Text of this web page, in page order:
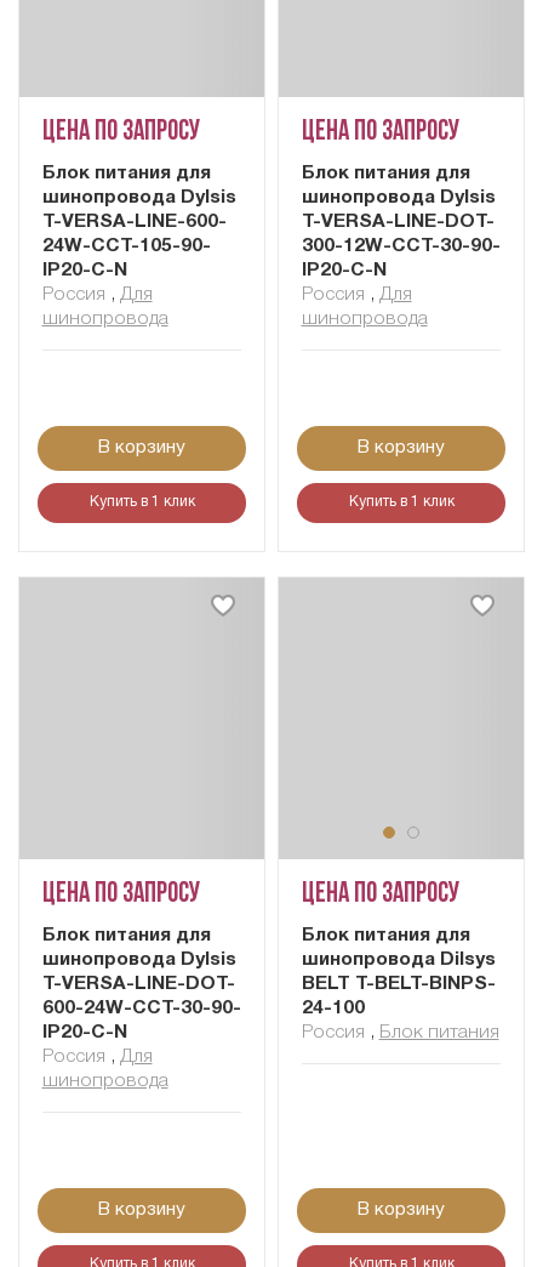
Цена по запросу
Блок питания для
шинопровода Dylsis
T-VERSA-LINE-600-
24W-CCT-105-90-
IP20-C-N
Россия , Для
шинопровода
В корзину
Купить в 1 клик
Цена по запросу
Блок питания для
шинопровода Dylsis
T-VERSA-LINE-DOT-
300-12W-CCT-30-90-
IP20-C-N
Россия , Для
шинопровода
В корзину
Купить в 1 клик
Цена по запросу
Блок питания для
шинопровода Dylsis
T-VERSA-LINE-DOT-
600-24W-CCT-30-90-
IP20-C-N
Россия , Для
шинопровода
В корзину
Цена по запросу
Блок питания для
шинопровода Dilsys
BELT T-BELT-BINPS-
24-100
Россия , Блок питания
В корзину